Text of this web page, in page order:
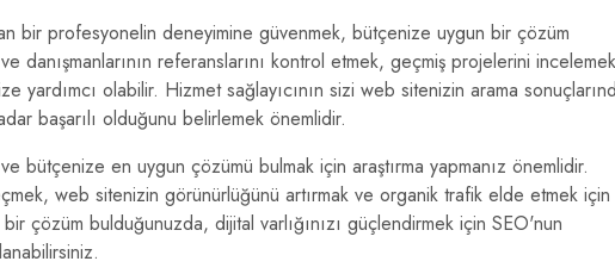
bir profesyonelin deneyimine güvenmek, bütçenize uygun bir çözüm
danışmanlarının referanslarını kontrol etmek, geçmiş projelerini incelemek
yardımcı olabilir. Hizmet sağlayıcının sizi web sitenizin arama
başarılı olduğunu belirlemek önemlidir.
bütçenize en uygun çözümü bulmak için araştırma yapmanız önemlidir.
web sitenizin görünürlüğünü artırmak ve organik trafik elde etmek için
çözüm bulduğunuzda, dijital varlığınızı güçlendirmek için SEO'nun